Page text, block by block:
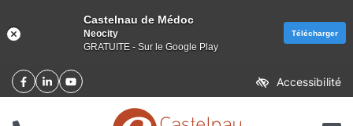
Aller
au
Facebook
(ouverture dans un nouvel onglet)
Linkedin
(ouverture dans un nouvel onglet)
YouTube
(ouverture dans un nouvel onglet) Accessibilité
Castelnau de Médoc
Neocity
GRATUITE - Sur le Google Play
Télécharger